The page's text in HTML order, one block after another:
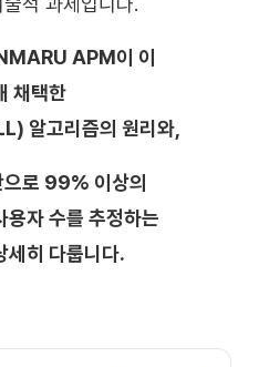
APM이 이
채택한
알고리즘의 원리와,
로 99% 이상의
용자 수를 추정하는
세히 다룹니다.